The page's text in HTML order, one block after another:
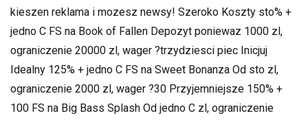
kieszen reklama i mozesz newsy! Szeroko Koszty sto% +
jedno C FS na Book of Fallen Depozyt poniewaz 1000 zl,
ograniczenie 20000 zl, wager ?trzydziesci piec Inicjuj
Idealny 125% + jedno C FS na Sweet Bonanza Od sto zl,
ograniczenie 2000 zl, wager ?30 Przyjemniejsze 150% +
100 FS na Big Bass Splash Od jedno C zl, ograniczenie